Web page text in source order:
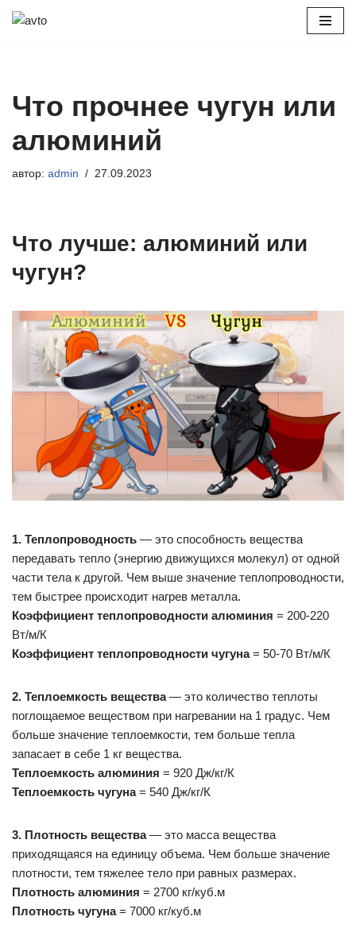
Что прочнее чугун или
алюминий
автор: admin 27.09.2023
Что лучше: алюминий или
чугун?
1. Теплопроводность — это способность вещества
передавать тепло (энергию движущихся молекул) от одной
части тела к другой. Чем выше значение теплопроводности,
тем быстрее происходит нагрев металла.
Коэффициент теплопроводности алюминия = 200-220
Вт/м/К
Коэффициент теплопроводности чугуна= 50-70 Вт/м/К
2. Теплоемкость вещества— это количество теплоты
поглощаемое веществом при нагревании на 1 градус. Чем
больше значение теплоемкости, тем больше тепла
запасает в себе 1 кг вещества.
Теплоемкость алюминия = 920 Дж/кг/К
Теплоемкость чугуна= 540 Дж/кг/К
3. Плотность вещества— это масса вещества
приходящаяся на единицу объема. Чем больше значение
плотности, тем тяжелее тело при равных размерах.
Плотность алюминия = 2700 кг/куб.м
Плотность чугуна= 7000 кг/куб.м